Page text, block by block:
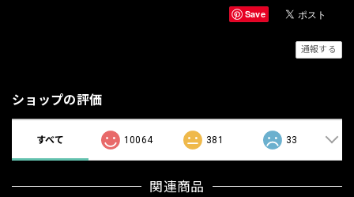
Save
通報する
ショップの評価
すべて 10064 381 33
関連商品